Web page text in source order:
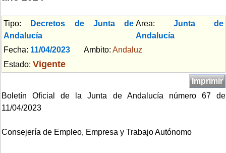
Tipo:
Decretos de Junta de
Andalucía
Area: Junta de
Andalucía
Fecha: 11/04/2023 Ambito: Andaluz
Estado: Vigente
Imprimir
Boletín Oficial de la Junta de Andalucía número 67 de
11/04/2023
Consejería de Empleo, Empresa y Trabajo Autónomo